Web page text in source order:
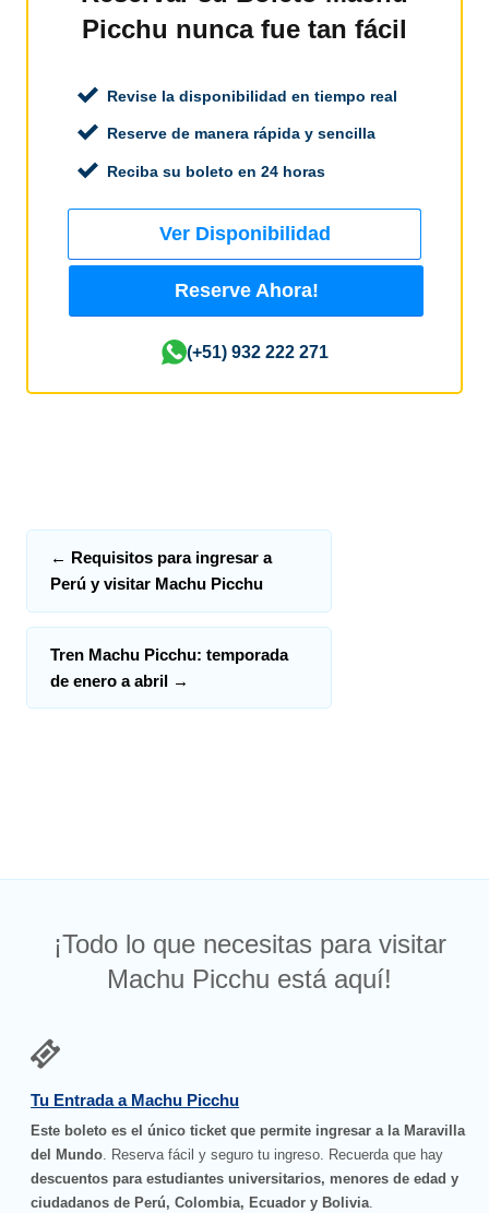
Picchu nunca fue tan fácil
Revise la disponibilidad en tiempo real
Reserve de manera rápida y sencilla
Reciba su boleto en 24 horas
Ver Disponibilidad
Reserve Ahora!
(+51) 932 222 271
← Requisitos para ingresar a
Perú y visitar Machu Picchu
Tren Machu Picchu: temporada
de enero a abril →
¡Todo lo que necesitas para visitar
Machu Picchu está aquí!
Tu Entrada a Machu Picchu
Este boleto es el único ticket que permite ingresar a la Maravilla
del Mundo. Reserva fácil y seguro tu ingreso. Recuerda que hay
descuentos para estudiantes universitarios, menores de edad y
ciudadanos de Perú, Colombia, Ecuador y Bolivia.